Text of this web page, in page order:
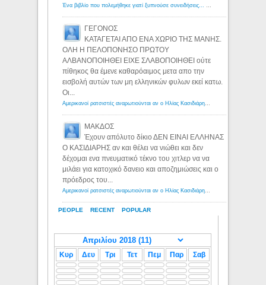
PEOPLE RECENT POPULAR
Ένα βιβλίο που πολεμήθηκε γιατί ξυπνούσε συνειδήσεις... - Λόγιος Ερμής | Η γνώση ξεκινάει με την αναζήτηση...
ΓΕΓΟΝΟΣ
ΚΑΤΑΓΕΤΑΙ ΑΠΟ ΕΝΑ ΧΩΡΙΟ ΤΗΣ ΜΑΝΗΣ.
ΟΛΗ Η ΠΕΛΟΠΟΝΗΣΟ ΠΡΩΤΟΥ
ΑΛΒΑΝΟΠΟΙΗΘΕΙ ΕΙΧΕ ΣΛΑΒΟΠΟΙΗΘΕΙ ούτε
πίθηκος θα έμενε καθαρόαιμος μετα απο την
εισβολή αυτών των μη ελληνικών φυλων εκεί κατω.
Οι...
Αμερικανοί ρατσιστές αναρωτιούνται αν ο Ηλίας Κασιδιάρης ανήκει στη λευκή φυλή... - Λόγιος Ερμής
ΜΑΚΔΟΣ
Έχουν απόλυτο δίκιο ΔΕΝ ΕΙΝΑΙ ΕΛΛΗΝΑΣ
Ο ΚΑΣΙΔΙΑΡΗΣ αν και θέλει να νιώθει και δεν
δέχομαι ενα πνευματικό τέκνο του χιτλερ να να
μιλάει για κατοχικό δανειο και αποζημιώσεις και ο
πρόεδρος του...
Αμερικανοί ρατσιστές αναρωτιούνται αν ο Ηλίας Κασιδιάρης ανήκει στη λευκή φυλή... - Λόγιος Ερμής
Κυρ Δευ Τρι Τετ Πεμ Παρ Σαβ